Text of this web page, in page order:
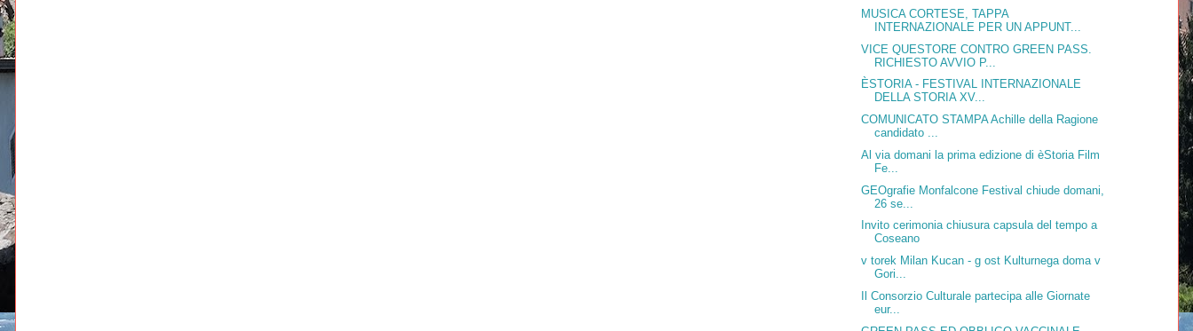
MUSICA CORTESE, TAPPA
INTERNAZIONALE PER UN APPUNT...
VICE QUESTORE CONTRO GREEN PASS.
RICHIESTO AVVIO P...
ÈSTORIA - FESTIVAL INTERNAZIONALE
DELLA STORIA XV...
COMUNICATO STAMPA Achille della Ragione
candidato ...
Al via domani la prima edizione di èStoria Film
Fe...
GEOgrafie Monfalcone Festival chiude domani,
26 se...
Invito cerimonia chiusura capsula del tempo a
Coseano
v torek Milan Kucan - g ost Kulturnega doma v
Gori...
Il Consorzio Culturale partecipa alle Giornate
eur...